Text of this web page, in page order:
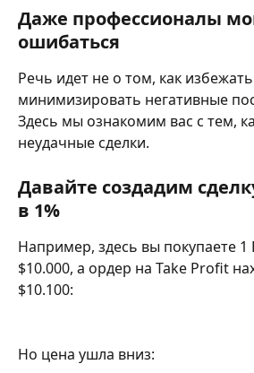
Даже профессионалы
ошибаться
Речь идет не о том, как
минимизировать негативные
Здесь мы ознакомим вас с тем,
неудачные сделки.
Давайте создадим
в 1%
Например, здесь вы покупаете 1
$10.000, а ордер на Take Profit
$10.100:
Но цена ушла вниз: